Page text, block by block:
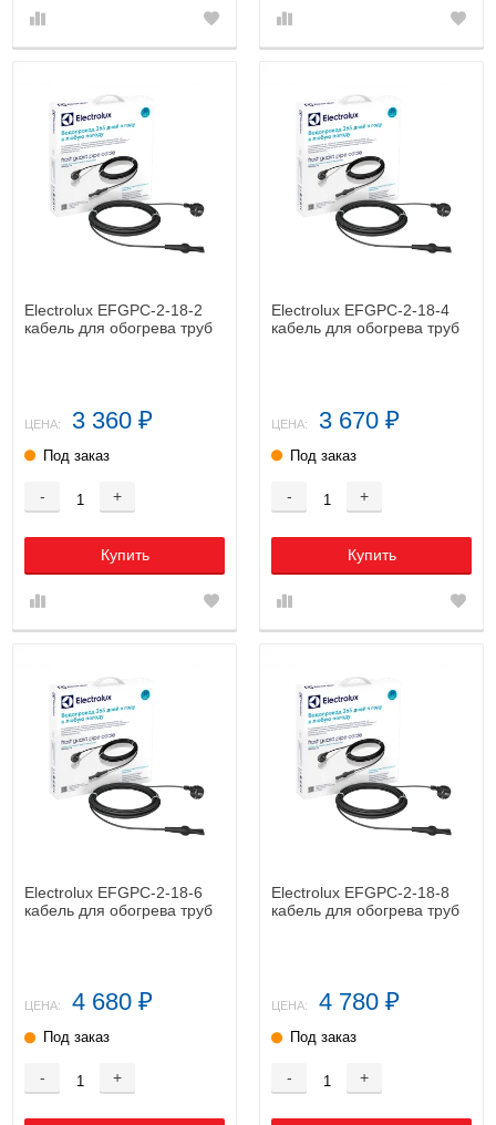
Electrolux EFGPC-2-18-2
кабель для обогрева труб
ЦЕНА: 3 360 ₽
Под заказ
- +
Купить
Electrolux EFGPC-2-18-4
кабель для обогрева труб
ЦЕНА: 3 670 ₽
Под заказ
- +
Купить
Electrolux EFGPC-2-18-6
кабель для обогрева труб
ЦЕНА: 4 680 ₽
Под заказ
- +
Electrolux EFGPC-2-18-8
кабель для обогрева труб
ЦЕНА: 4 780 ₽
Под заказ
- +